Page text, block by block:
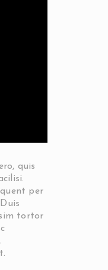
quis
per
tortor